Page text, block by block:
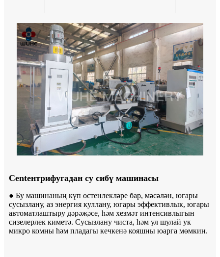
Centентрифугадан су сибү машинасы
● Бу машинаның күп өстенлекләре бар, мәсәлән, югары
сусызлану, аз энергия куллану, югары эффективлык, югары
автоматлаштыру дәрәҗәсе, һәм хезмәт интенсивлыгын
сизелерлек киметә. Сусызлану чиста, һәм ул шулай ук
микро комны һәм пладагы кечкенә кояшны юарга мөмкин.